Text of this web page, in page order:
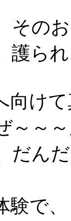
その
護ら
向け
～～
だん
験で